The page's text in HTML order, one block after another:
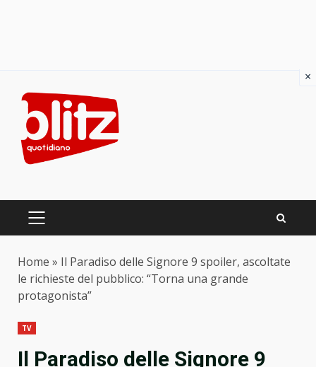
content
PRIMARY
Home » Il Paradiso delle Signore 9 spoiler, ascoltate
le richieste del pubblico: “Torna una grande
protagonista”
TV
Il Paradiso delle Signore 9
×